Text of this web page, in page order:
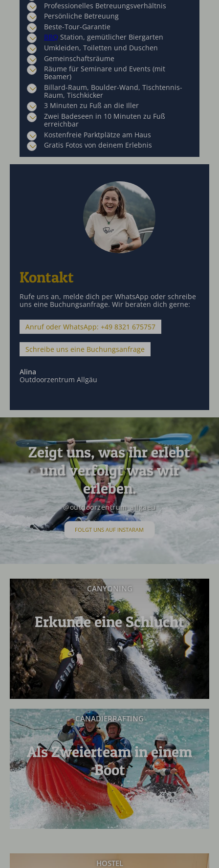
Professionelles Betreuungsverhältnis
Persönliche Betreuung
Beste-Tour-Garantie
BBQ Station, gemütlicher Biergarten
Umkleiden, Toiletten und Duschen
Gemeinschaftsräume
Räume für Seminare und Events (mit
Beamer)
Billard-Raum, Boulder-Wand, Tischtennis-
Raum, Tischkicker
3 Minuten zu Fuß an die Iller
Zwei Badeseen in 10 Minuten zu Fuß
erreichbar
Kostenfreie Parktplätze am Haus
Gratis Fotos von deinem Erlebnis
Kontakt
Rufe uns an, melde dich per WhatsApp oder schreibe
uns eine Buchungsanfrage. Wir beraten dich gerne:
Anruf oder WhatsApp: +49 8321 675757
Schreibe uns eine Buchungsanfrage
Alina
Outdoorzentrum Allgäu
Zeigt uns, was ihr erlebt
und verfolgt was wir
erleben.
@outdoorzentrum_allgaeu
FOLGT UNS AUF INSTARAM
CANYONING
Erkunde eine Schlucht
CANADIERRAFTING
Als Zweierteam in einem
Boot
HOSTEL